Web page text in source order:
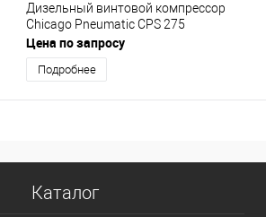
Дизельный винтовой компрессор
Chicago Pneumatic CPS 275
Цена по запросу
Подробнее
Каталог